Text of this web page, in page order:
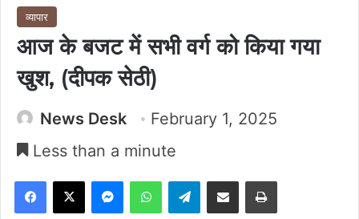
व्यापार
आज के बजट में सभी वर्ग को किया गया
खुश, (दीपक सेठी)
News Desk
February 1, 2025
Less than a minute
Facebook
X MessengerWhatsAppTelegramShare via Email Print